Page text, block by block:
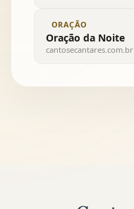
ORAÇÃO
Oração da Noite
cantosecantares.com.br